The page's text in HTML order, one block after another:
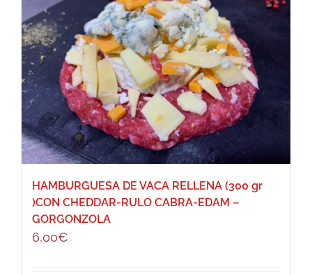
HAMBURGUESA DE VACA RELLENA (300 gr
)CON CHEDDAR-RULO CABRA-EDAM –
GORGONZOLA
6,00€